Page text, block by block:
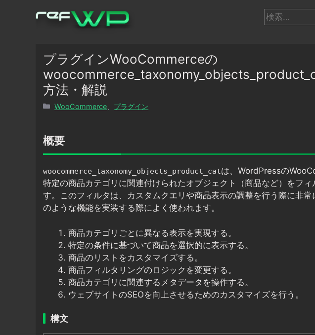
検
索:
プラグインWooCommerceの
方法・解説
カ
リ
ー
WooCommerce プラグイン
概要
woocommerce_taxonomy_objects_product_catは、WordPressの
特定の商品カテゴリに関連付けられたオブジェクト（商品など）をフ
す。このフィルタは、カスタムクエリや商品表示の調整を行う際に非
のような機能を実装する際によく使われます。
商品カテゴリごとに異なる表示を実現する。
特定の条件に基づいて商品を選択的に表示する。
商品のリストをカスタマイズする。
商品フィルタリングのロジックを変更する。
商品カテゴリに関連するメタデータを操作する。
ウェブサイトのSEOを向上させるためのカスタマイズを行う。
構文